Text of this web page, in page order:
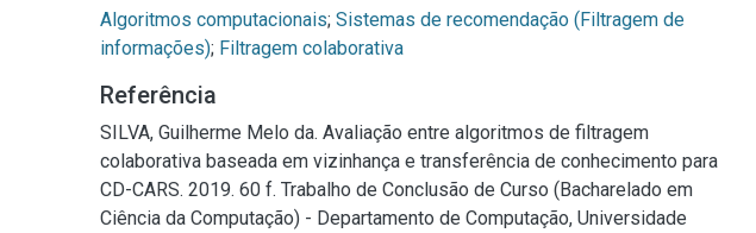
Algoritmos computacionais; Sistemas de recomendação (Filtragem de
informações); Filtragem colaborativa
Referência
SILVA, Guilherme Melo da. Avaliação entre algoritmos de filtragem
colaborativa baseada em vizinhança e transferência de conhecimento para
CD-CARS. 2019. 60 f. Trabalho de Conclusão de Curso (Bacharelado em
Ciência da Computação) - Departamento de Computação, Universidade